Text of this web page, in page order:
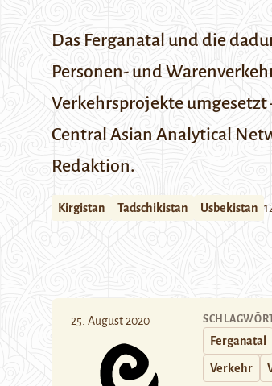
Das Ferganatal und die
Personen- und
Verkehrsprojekte umgesetzt
Central Asian Analytical
Redaktion.
Kirgistan Tadschikistan Usbekistan
25. August 2020
Ferganatal
Verkehr